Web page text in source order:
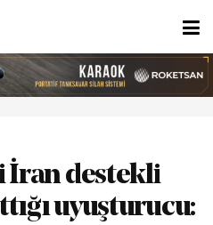
İran destekli
uyuşturucu: